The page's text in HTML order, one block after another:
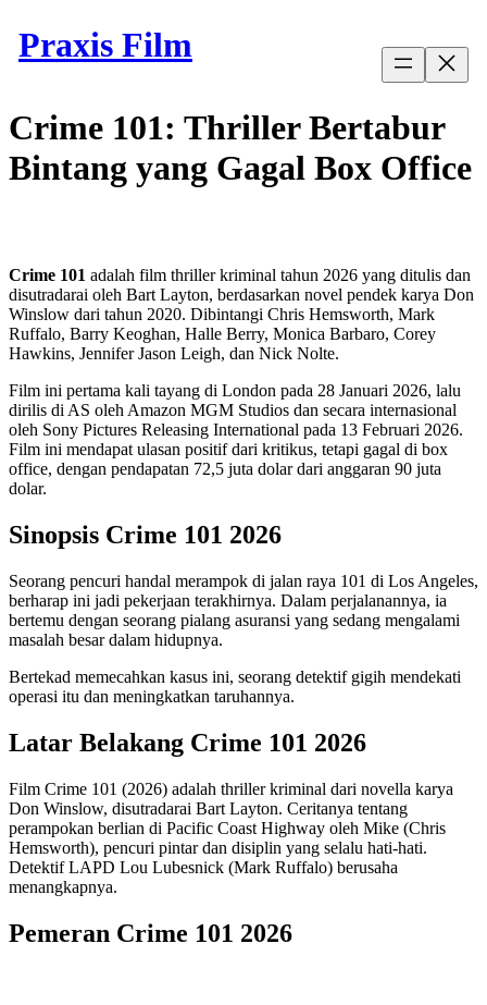
to
content
Praxis Film
Crime 101: Thriller Bertabur
Bintang yang Gagal Box Office
Crime 101 adalah film thriller kriminal tahun 2026 yang ditulis dan
disutradarai oleh Bart Layton, berdasarkan novel pendek karya Don
Winslow dari tahun 2020. Dibintangi Chris Hemsworth, Mark
Ruffalo, Barry Keoghan, Halle Berry, Monica Barbaro, Corey
Hawkins, Jennifer Jason Leigh, dan Nick Nolte.
Film ini pertama kali tayang di London pada 28 Januari 2026, lalu
dirilis di AS oleh Amazon MGM Studios dan secara internasional
oleh Sony Pictures Releasing International pada 13 Februari 2026.
Film ini mendapat ulasan positif dari kritikus, tetapi gagal di box
office, dengan pendapatan 72,5 juta dolar dari anggaran 90 juta
dolar.
Sinopsis Crime 101 2026
Seorang pencuri handal merampok di jalan raya 101 di Los Angeles,
berharap ini jadi pekerjaan terakhirnya. Dalam perjalanannya, ia
bertemu dengan seorang pialang asuransi yang sedang mengalami
masalah besar dalam hidupnya.
Bertekad memecahkan kasus ini, seorang detektif gigih mendekati
operasi itu dan meningkatkan taruhannya.
Latar Belakang Crime 101 2026
Film Crime 101 (2026) adalah thriller kriminal dari novella karya
Don Winslow, disutradarai Bart Layton. Ceritanya tentang
perampokan berlian di Pacific Coast Highway oleh Mike (Chris
Hemsworth), pencuri pintar dan disiplin yang selalu hati-hati.
Detektif LAPD Lou Lubesnick (Mark Ruffalo) berusaha
menangkapnya.
Pemeran Crime 101 2026